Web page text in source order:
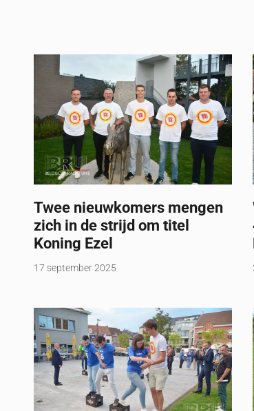
Twee nieuwkomers mengen
zich in de strijd om titel
Koning Ezel
17 september 2025